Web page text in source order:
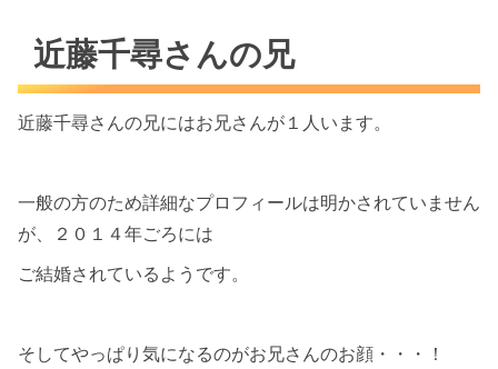
近藤千尋さんの兄
近藤千尋さんの兄にはお兄さんが１人います。
一般の方のため詳細なプロフィールは明かされていません
が、２０１４年ごろには
ご結婚されているようです。
そしてやっぱり気になるのがお兄さんのお顔・・・！